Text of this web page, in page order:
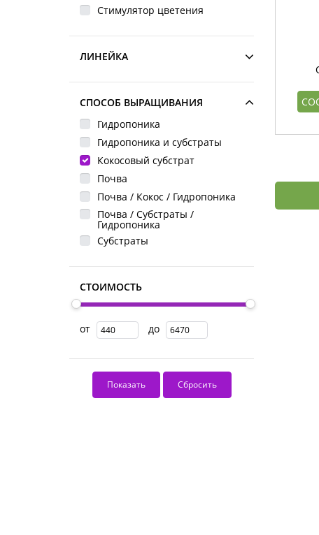
Стимулятор цветения
ЛИНЕЙКА
СПОСОБ ВЫРАЩИВАНИЯ
Гидропоника
Гидропоника и субстраты
Кокосовый субстрат
Почва
Почва / Кокос / Гидропоника
Почва / Субстраты /
Гидропоника
Субстраты
СТОИМОСТЬ
от до